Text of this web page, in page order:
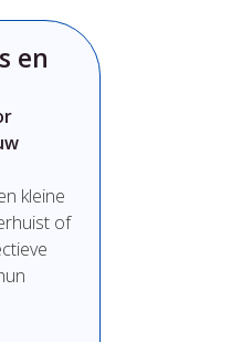
en
kleine
of